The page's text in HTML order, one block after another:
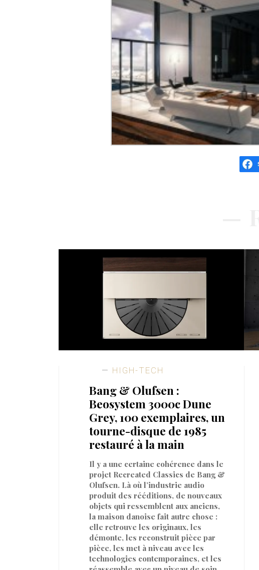
HIGH-TECH
Bang & Olufsen :
Beosystem 3000c Dune
Grey, 100 exemplaires, un
tourne-disque de 1985
restauré à la main
Il y a une certaine cohérence dans le
projet Recreated Classics de Bang &
Olufsen. Là où l’industrie audio
produit des rééditions, de nouveaux
objets qui ressemblent aux anciens,
la maison danoise fait autre chose :
elle retrouve les originaux, les
démonte, les reconstruit pièce par
pièce, les met à niveau avec les
technologies contemporaines, et les